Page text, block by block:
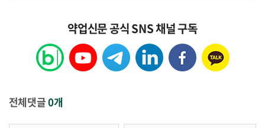
약업신문 공식 SNS 채널 구독
전체댓글0개